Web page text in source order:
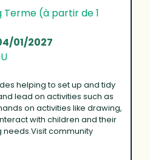
Terme (à partir de 1
01/2027
helping to set up and tidy
lead on activities such as
on activities like drawing,
with children and their
community